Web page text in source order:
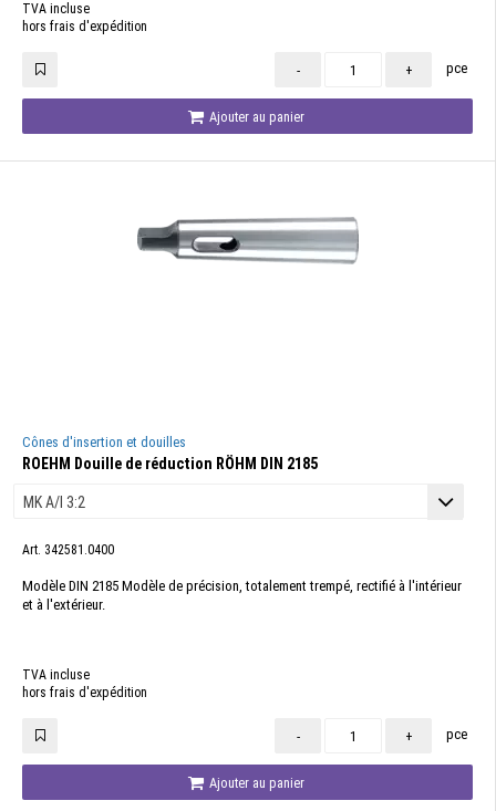
TVA incluse
hors frais d'expédition
- + pce
Ajouter au panier
Cônes d'insertion et douilles
ROEHM Douille de réduction RÖHM DIN 2185
Art. 342581.0400
Modèle DIN 2185 Modèle de précision, totalement trempé, rectifié à l'intérieur
et à l'extérieur.
TVA incluse
hors frais d'expédition
- + pce
Ajouter au panier